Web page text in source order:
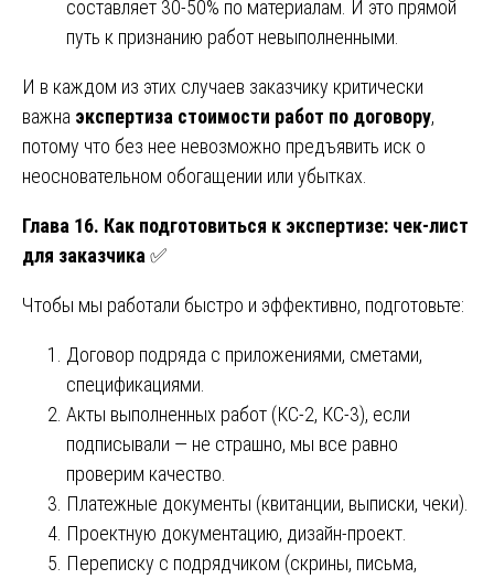
составляет 30-50% по материалам. И это прямой
путь к признанию работ невыполненными.
И в каждом из этих случаев заказчику критически
важна экспертиза стоимости работ по договору,
потому что без нее невозможно предъявить иск о
неосновательном обогащении или убытках.
Глава 16. Как подготовиться к экспертизе: чек-лист
для заказчика ✅
Чтобы мы работали быстро и эффективно, подготовьте:
Договор подряда с приложениями, сметами,
спецификациями.
Акты выполненных работ (КС-2, КС-3), если
подписывали — не страшно, мы все равно
проверим качество.
Платежные документы (квитанции, выписки, чеки).
Проектную документацию, дизайн-проект.
Переписку с подрядчиком (скрины, письма,